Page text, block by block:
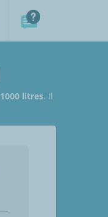
1000 litres. Il